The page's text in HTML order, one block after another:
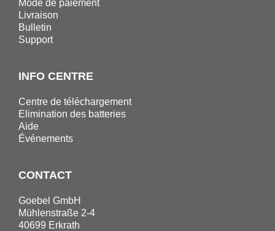
Mode de paiement
Livraison
Bulletin
Support
INFO CENTRE
Centre de téléchargement
Elimination des batteries
Aide
Événements
CONTACT
Goebel GmbH
Mühlenstraße 2-4
40699 Erkrath